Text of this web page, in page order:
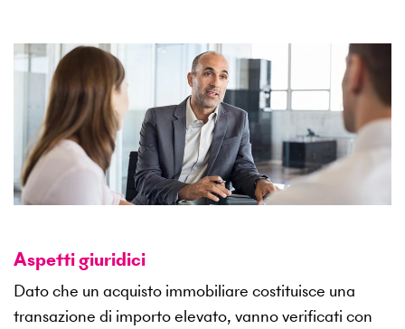
Aspetti giuridici
Dato che un acquisto immobiliare costituisce una
transazione di importo elevato, vanno verificati con